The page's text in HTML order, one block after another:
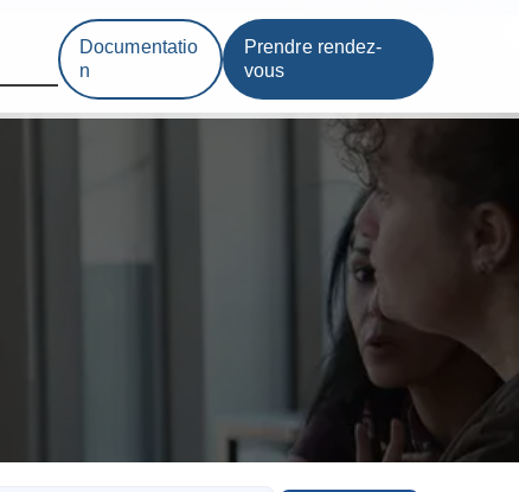
Documentatio
n
Prendre rendez-
vous